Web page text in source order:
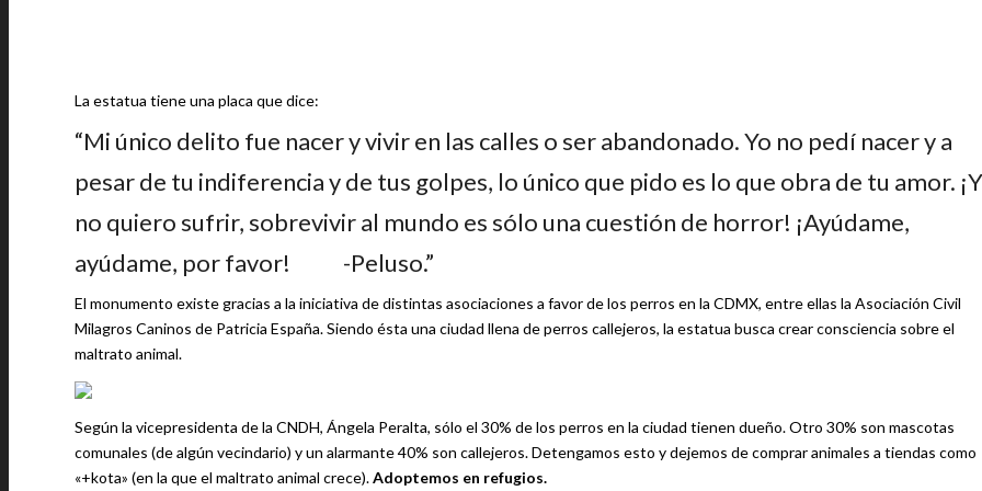
La estatua tiene una placa que dice:
“Mi único delito fue nacer y vivir en las calles o ser abandonado. Yo no pedí nacer y a
pesar de tu indiferencia y de tus golpes, lo único que pido es lo que obra de tu amor.
no quiero sufrir, sobrevivir al mundo es sólo una cuestión de horror! ¡Ayúdame,
ayúdame, por favor! -Peluso.”
El monumento existe gracias a la iniciativa de distintas asociaciones a favor de los perros en la CDMX, entre ellas la Asociación Civil
Milagros Caninos de Patricia España. Siendo ésta una ciudad llena de perros callejeros, la estatua busca crear consciencia sobre el
maltrato animal.
Según la vicepresidenta de la CNDH, Ángela Peralta, sólo el 30% de los perros en la ciudad tienen dueño. Otro 30% son mascotas
comunales (de algún vecindario) y un alarmante 40% son callejeros. Detengamos esto y dejemos de comprar animales a tiendas como
«+kota» (en la que el maltrato animal crece).Adoptemos en refugios.